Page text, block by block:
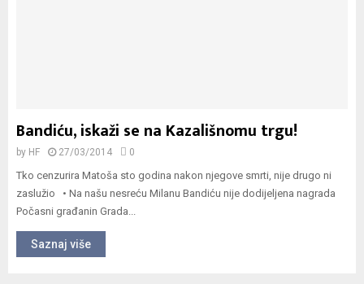
Bandiću, iskaži se na Kazališnomu trgu!
by HF 27/03/2014 0
Tko cenzurira Matoša sto godina nakon njegove smrti, nije drugo ni
zaslužio • Na našu nesreću Milanu Bandiću nije dodijeljena nagrada
Počasni građanin Grada...
Saznaj više